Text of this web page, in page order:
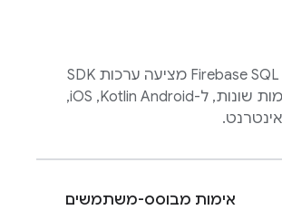
Firebase
מציעה ערכות SDK
לפלטפורמות שונות, ל-Kotlin Android,‏ iOS,‏
אימות מבוסס-משתמשים